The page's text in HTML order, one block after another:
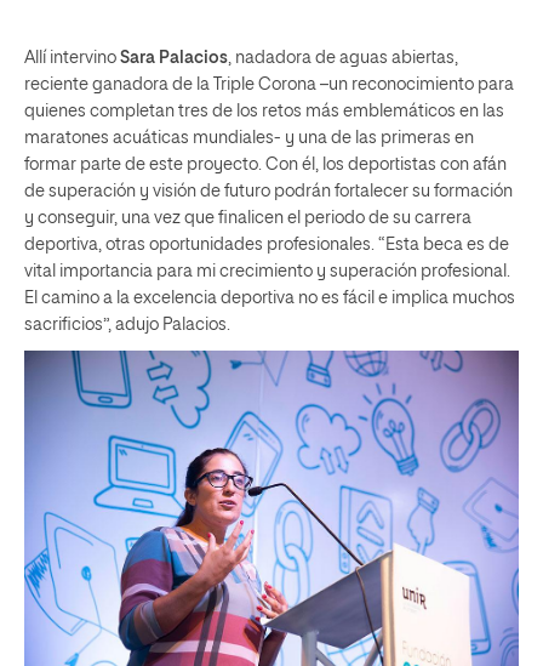
Allí intervino Sara Palacios , nadadora de aguas abiertas,
reciente ganadora de la Triple Corona –un reconocimiento para
quienes completan tres de los retos más emblemáticos en las
maratones acuáticas mundiales- y una de las primeras en
formar parte de este proyecto. Con él, los deportistas con afán
de superación y visión de futuro podrán fortalecer su formación
y conseguir, una vez que finalicen el periodo de su carrera
deportiva, otras oportunidades profesionales. “Esta beca es de
vital importancia para mi crecimiento y superación profesional.
El camino a la excelencia deportiva no es fácil e implica muchos
sacrificios”, adujo Palacios.